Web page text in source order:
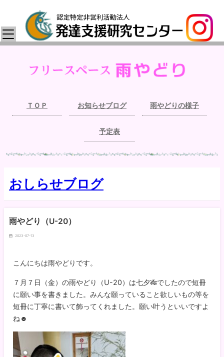
ＴＯＰ お知らせブログ 雨やどりの様子
予定表
おしらせブログ
雨やどり（U-20）
2023-07-13
こんにちは雨やどりです。
７月７日（金）の雨やどり（U-20）は七夕🎋でしたので短冊
に願い事を書きました。みんな願っていること欲しいもの等を
短冊に丁寧に書いて飾ってくれました。願い叶うといいですよ
ね☻